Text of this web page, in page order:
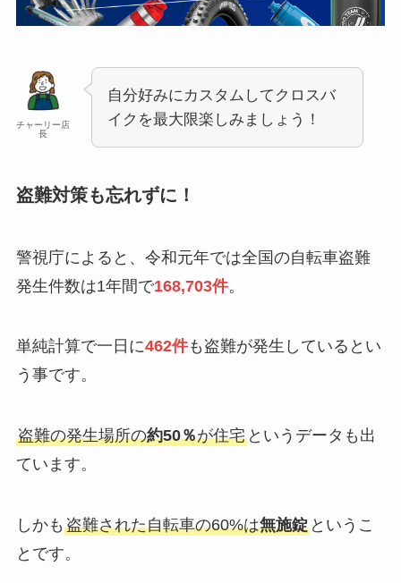
チャーリー店
長
自分好みにカスタムしてクロスバ
イクを最大限楽しみましょう！
盗難対策も忘れずに！
警視庁によると、令和元年では全国の自転車盗難
発生件数は1年間で168,703件。
単純計算で一日に462件も盗難が発生しているとい
う事です。
盗難の発生場所の約50％が住宅というデータも出
ています。
しかも 盗難された自転車の60%は無施錠というこ
とです。